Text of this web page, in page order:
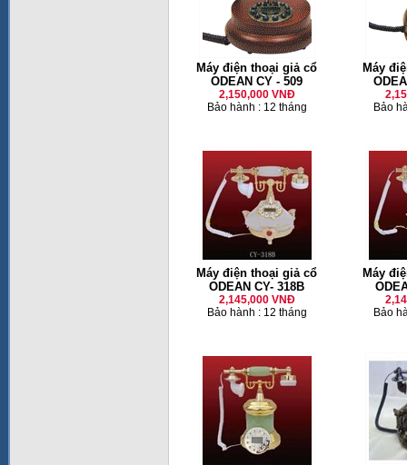
Máy điện thoại giả cổ
ODEAN CY - 509
2,150,000 VNĐ
Bảo hành : 12 tháng
Máy
Bảo
Máy điện thoại giả cổ
ODEAN CY- 318B
2,145,000 VNĐ
Bảo hành : 12 tháng
Máy
Bảo